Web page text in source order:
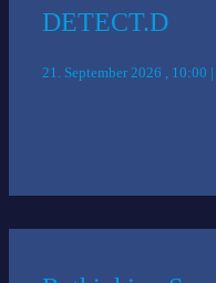
DETECT.D
21. September 2026 , 10:00